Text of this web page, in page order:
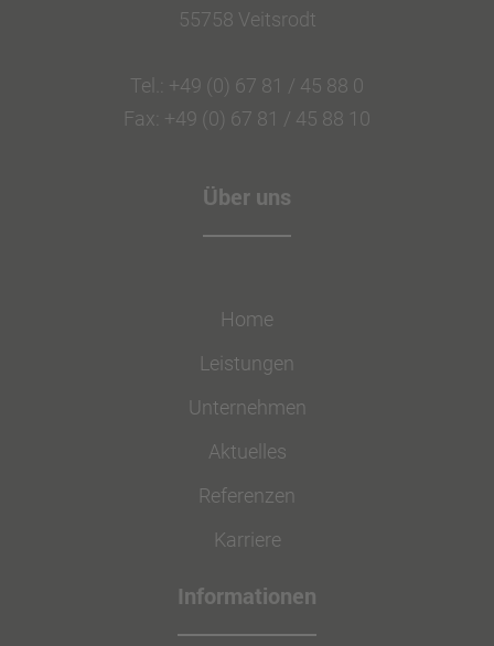
55758 Veitsrodt
Tel.: +49 (0) 67 81 / 45 88 0
Fax: +49 (0) 67 81 / 45 88 10
Über uns
Home
Leistungen
Unternehmen
Aktuelles
Referenzen
Karriere